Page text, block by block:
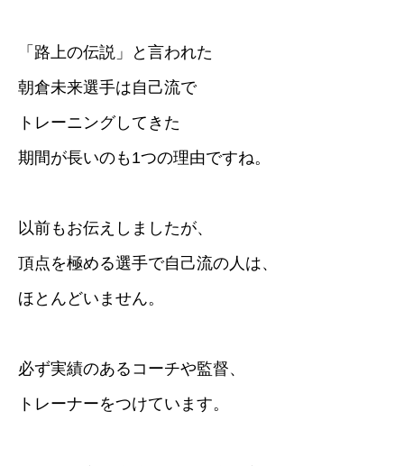
「路上の伝説」と言われた
朝倉未来選手は自己流で
トレーニングしてきた
期間が長いのも1つの理由ですね。
以前もお伝えしましたが、
頂点を極める選手で自己流の人は、
ほとんどいません。
必ず実績のあるコーチや監督、
トレーナーをつけています。